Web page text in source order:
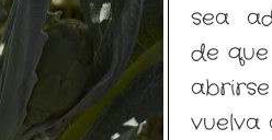
sea
de
vuelva